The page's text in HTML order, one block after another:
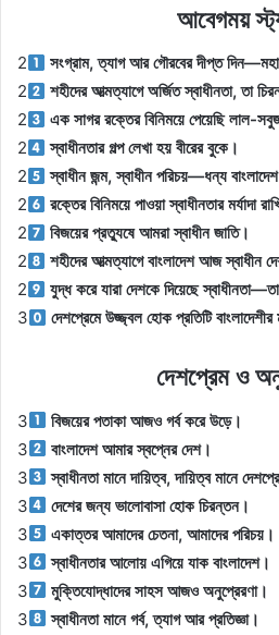
আবেগময়
2
সংগ্রাম, ত্যাগ আর গৌরবের দীপ্ত
2
শহীদের আত্মত্যাগে অর্জিত স্বাধীনতা, তা
2
এক সাগর রক্তের বিনিময়ে পেয়েছি লাল-
2
স্বাধীনতার গল্প লেখা হয় বীরের বুকে।
2
স্বাধীন জন্ম, স্বাধীন পরিচয়—ধন্য
2
রক্তের বিনিময়ে পাওয়া স্বাধীনতার মর্যাদা
2
বিজয়ের প্রত্যুষে আমরা স্বাধীন জাতি।
2
শহীদের আত্মত্যাগে বাংলাদেশ আজ স্বাধীন
2
যুদ্ধ করে যারা দেশকে দিয়েছে
3
দেশপ্রেমে উজ্জ্বল হোক প্রতিটি
দেশপ্রেম ও
3
বিজয়ের পতাকা আজও গর্ব করে উড়ে।
3
বাংলাদেশ আমার স্বপ্নের দেশ।
3
স্বাধীনতা মানে দায়িত্ব, দায়িত্ব মানে
3
দেশের জন্য ভালোবাসা হোক চিরন্তন।
3
একাত্তর আমাদের চেতনা, আমাদের পরিচয়।
3
স্বাধীনতার আলোয় এগিয়ে যাক বাংলাদেশ।
3
মুক্তিযোদ্ধাদের সাহস আজও অনুপ্রেরণা।
3
স্বাধীনতা মানে গর্ব, ত্যাগ আর প্রতিজ্ঞা।